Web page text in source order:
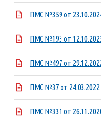
ПМС №359 от
ПМС №193 от
ПМС №497 от
ПМС №37 от 24.03.2022
ПМС №331 от